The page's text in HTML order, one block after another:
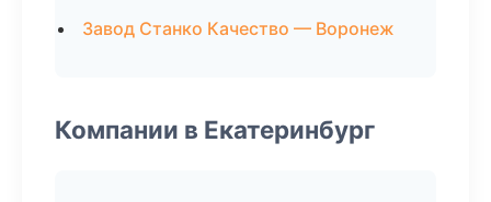
Завод Станко Качество — Воронеж
Компании в Екатеринбург